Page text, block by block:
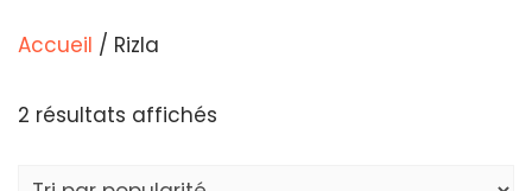
Accueil / Rizla
2 résultats affichés